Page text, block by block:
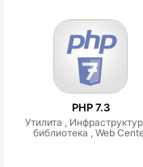
PHP 7.3
Утилита ,
библиотека , Web